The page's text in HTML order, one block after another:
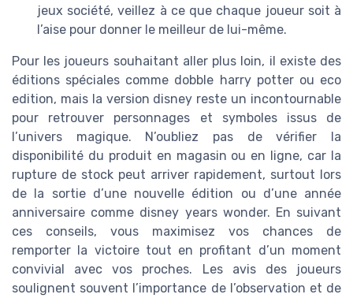
jeux société, veillez à ce que chaque joueur soit à
l’aise pour donner le meilleur de lui-même.
Pour les joueurs souhaitant aller plus loin, il existe des
éditions spéciales comme dobble harry potter ou eco
edition, mais la version disney reste un incontournable
pour retrouver personnages et symboles issus de
l’univers magique. N’oubliez pas de vérifier la
disponibilité du produit en magasin ou en ligne, car la
rupture de stock peut arriver rapidement, surtout lors
de la sortie d’une nouvelle édition ou d’une année
anniversaire comme disney years wonder. En suivant
ces conseils, vous maximisez vos chances de
remporter la victoire tout en profitant d’un moment
convivial avec vos proches. Les avis des joueurs
soulignent souvent l’importance de l’observation et de